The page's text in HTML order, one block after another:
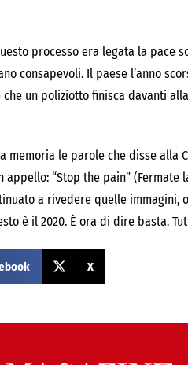
processo era legata la pace
consapevoli. Il paese l’anno
un poliziotto finisca davanti
memoria le parole che disse alla
appello: “Stop the pain”
a rivedere quelle
è il 2020. È ora di dire basta.
X